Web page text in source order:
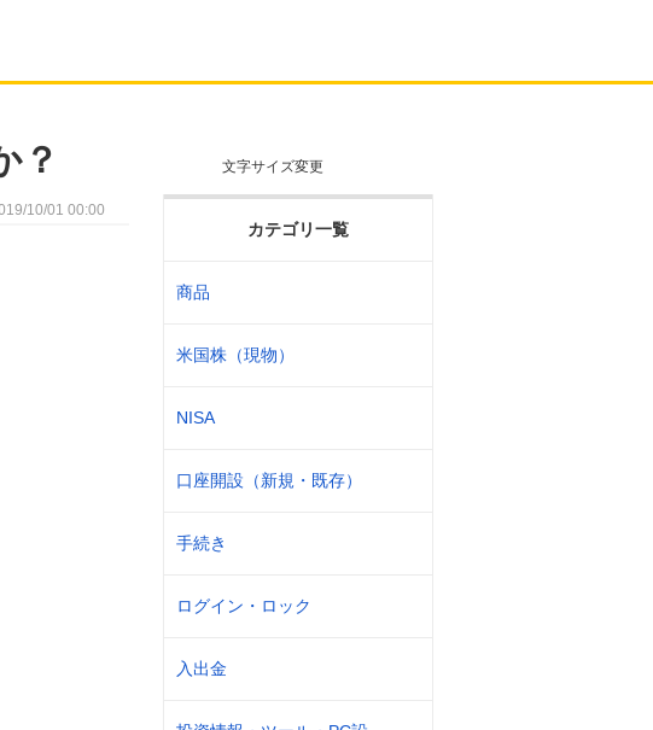
？ 文字サイズ変更
カテゴリ一覧
商品
米国株（現物）
NISA
口座開設（新規・既存）
手続き
ログイン・ロック
入出金
10/01 00:00